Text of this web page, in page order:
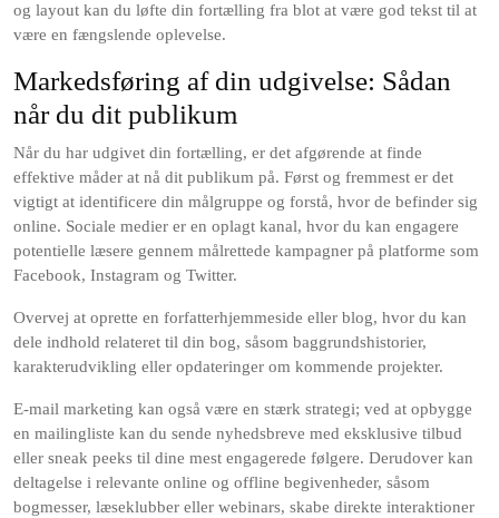
og layout kan du løfte din fortælling fra blot at være god tekst til at
være en fængslende oplevelse.
Markedsføring af din udgivelse: Sådan
når du dit publikum
Når du har udgivet din fortælling, er det afgørende at finde
effektive måder at nå dit publikum på. Først og fremmest er det
vigtigt at identificere din målgruppe og forstå, hvor de befinder sig
online. Sociale medier er en oplagt kanal, hvor du kan engagere
potentielle læsere gennem målrettede kampagner på platforme som
Facebook, Instagram og Twitter.
Overvej at oprette en forfatterhjemmeside eller blog, hvor du kan
dele indhold relateret til din bog, såsom baggrundshistorier,
karakterudvikling eller opdateringer om kommende projekter.
E-mail marketing kan også være en stærk strategi; ved at opbygge
en mailingliste kan du sende nyhedsbreve med eksklusive tilbud
eller sneak peeks til dine mest engagerede følgere. Derudover kan
deltagelse i relevante online og offline begivenheder, såsom
bogmesser, læseklubber eller webinars, skabe direkte interaktioner